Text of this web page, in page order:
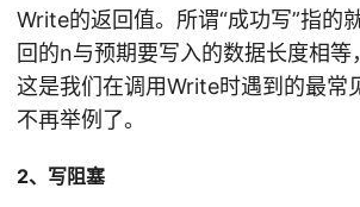
Write的返回值。所谓“成功写”指的
回的n与预期要写入的数据长度相等
这是我们在调用Write时遇到的最常
不再举例了。
2、写阻塞